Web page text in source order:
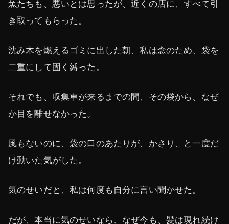
魚たちも、悪いとは思ったが、近くの店に、すべて引
き取ってもらった。
沈み木を燃えるゴミに出した朝、私は念のため、袋を
二重にして固く縛った。
それでも、収集車が来るまでの間、その袋から、なぜ
か目を離せなかった。
風もないのに、袋の口のあたりが、かさり、と一度だ
け動いた気がした。
気のせいだと、私は何度も自分に言い聞かせた。
だが、本当に気のせいなら、なぜ今も、髪は現れ続け